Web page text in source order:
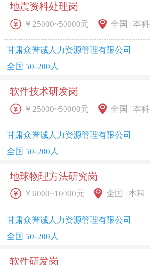
地震资料处理岗
￥25000~50000元 全国 | 本科
甘肃众誉诚人力资源管理有限公司
全国 50-200人
软件技术研发岗
￥25000~50000元 全国 | 本科
甘肃众誉诚人力资源管理有限公司
全国 50-200人
地球物理方法研究岗
￥6000~10000元 全国 | 本科
甘肃众誉诚人力资源管理有限公司
全国 50-200人
软件研发岗